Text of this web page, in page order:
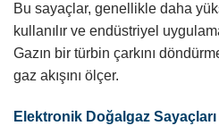
Bu sayaçlar, genellikle daha
kullanılır ve endüstriyel
Gazın bir türbin çarkını
gaz akışını ölçer.
Elektronik Doğalgaz Sayaçları